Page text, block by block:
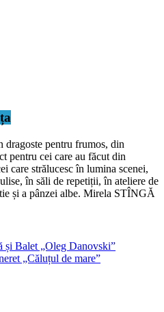
dragoste pentru frumos, din
pentru cei care au făcut din
care strălucesc în lumina scenei,
în săli de repetiții, în ateliere de
și a pânzei albe. Mirela STÎNGĂ
și Balet „Oleg Danovski”
„Căluțul de mare”